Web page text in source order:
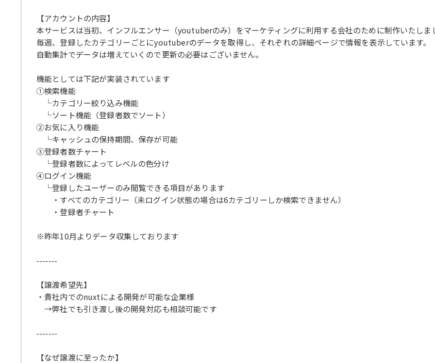
【アカウントの内容】
本サービスは当初、インフルエンサー（youtuberのみ）をマーケティングに利用する会社のために制作いたしま
毎週、登録したカテゴリーごとにyoutuberのデータを取得し、それぞれの詳細ページで情報を表示しています。
自動集計でデータは増えていくので更新の必要はございません。
機能としては下記が実装されています
①検索機能
└カテゴリー絞り込み機能
└ソート機能（登録者数でソート）
②お気に入り機能
└キャッシュの保持期間、保存が可能
③登録者数チャート
└登録者数によってレベルの色分け
④ログイン機能
└登録したユーザーのみ閲覧できる項目があります
・すべてのカテゴリー（未ログイン状態の場合は6カテゴリーしか検索できません）
・登録者チャート
※昨年10月よりデータ収集しております
-------
【譲渡希望先】
・貴社内でのnuxtによる開発が可能な企業様
→弊社でも引き渡し後の開発対応も相談可能です
-------
【なぜ譲渡に至ったか】